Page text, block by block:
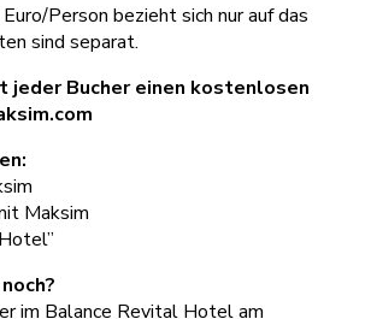
Person bezieht sich nur auf das
sind separat.
Bucher einen kostenlosen
Maksim
im Balance Revital Hotel am